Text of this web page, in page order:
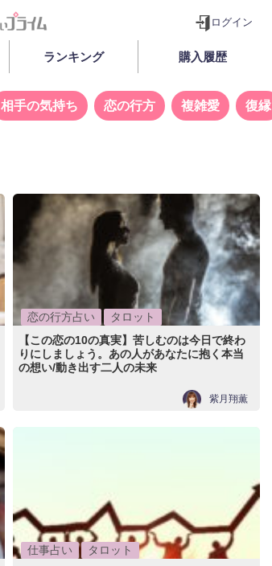
ログイン
ランキング 購入履歴
相手の気持ち 恋の行方 複雑愛 復縁
恋の行方占い
タロット
【この恋の10の真実】苦しむのは今日で終わ
りにしましょう。あの人があなたに抱く本当
の想い/動き出す二人の未来
紫月翔薫
仕事占い
タロット